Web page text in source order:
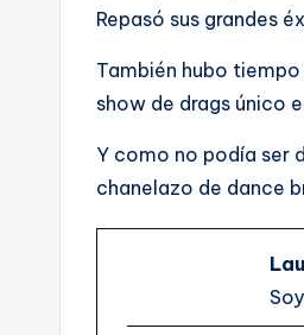
Repasó sus grandes
También hubo
show de drags único
Y como no podía ser
chanelazo de dance